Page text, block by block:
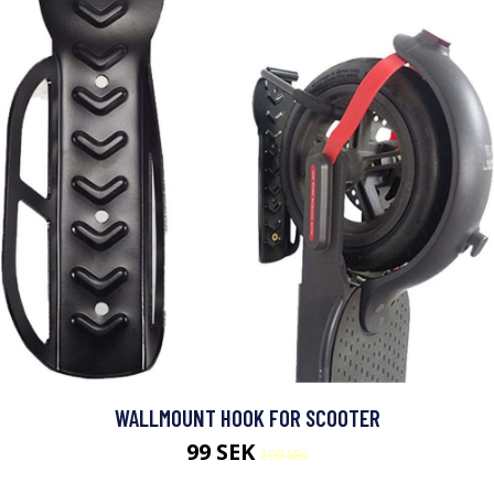
WALLMOUNT HOOK FOR SCOOTER
99 SEK 199 SEK